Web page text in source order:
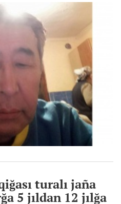
turalı jaña
5 jıldan 12 jılğa